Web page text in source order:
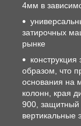
4мм в
затирочных
рынке
образом, что
основания на
колонн, края
900, защитный